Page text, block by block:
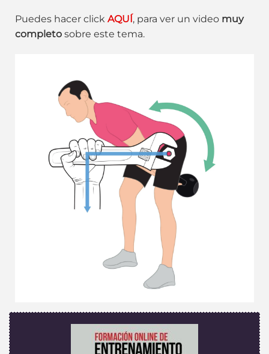
Puedes hacer click AQUÍ , para ver un video muy
completo sobre este tema.